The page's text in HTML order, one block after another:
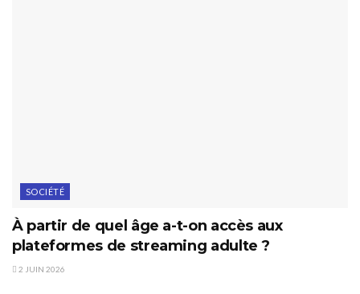
SOCIÉTÉ
À partir de quel âge a-t-on accès aux
plateformes de streaming adulte ?
2 JUIN 2026